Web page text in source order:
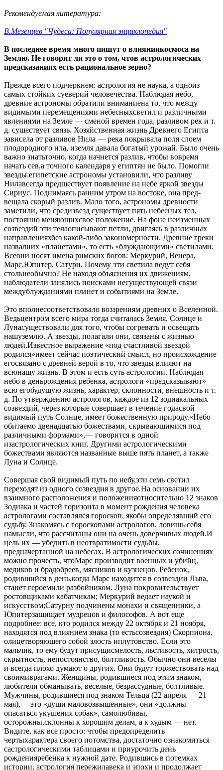
Рекомендуемая литература:
В.Мезенцев "Чудеса: Популярная энциклопедия"
В последнее время много пишут о влияниикосмоса на
Землю. Не говорит ли это о том, чтов астрологических
предсказаниях есть рациональное зерно?
Прежде всего подчеркнем: астрология не наука, а одноиз
самых стойких суеверий человечества. Наблюдая небо,
древние астрономы обратили вниманиена то, что между
видимыми перемещениями небесныхсветил и различными
явлениями на Земле — сменой времен года, разливом рек и т.
д. существует связь. Хозяйственная жизнь Древнего Египта
зависела от разливов Нила — река покрывала поля слоем
плодородного ила, иземля давала богатый урожай. Было очень
важно знатьточно, когда начнется разлив, чтобы вовремя
начать сев,а точного календаря у египтян не было. Помогли
звезды:египетские астрономы установили, что разливу
Нилавсегда предшествует появление на небе яркой звезды
Сириус. Поднимаясь ранним утром на востоке, она пред-
вещала скорый разлив. Мало того, астрономы древности
заметили, что средизвезд существует пять небесных тел,
постоянно меняющихсвое положение. На фоне неизменных
созвездий эти телаописывают петли, двигаясь в различных
направленияхбез какой-либо закономерности. Древние греки
назвалиих «планетами», то есть «блуждающими» светилами.
Всеони носят имена римских богов: Меркурий, Венера,
Марс,Юпитер, Сатурн. Почему эти светила ведут себя
стольнеобычно? Не находя объяснения их движениям,
наблюдатели занялись поисками несуществующей связи
междублужданиями планет и событиями на Земле.
Это вполнесоответствовало воззрениям древних о Вселенной.
Ведьцентром всего мира тогда считалась Земля. Солнце и
Лунасуществовали для того, чтобы согревать и освещать
нашуземлю. А звезды, полагали они, связаны с жизнью
людей.Известное выражение «под счастливой звездой
родился»имеет сейчас поэтический смысл, но происхождение
егосвязано с древней верой в то, что звезды влияют на
всюнашу жизнь. В этом и есть суть астрологии. Наблюдая
небо в деньрождения ребенка, астрологи «предсказывают»
всю егобудущую жизнь, характер, склонности, внешность и т.
д. По утверждению астрологов, каждое из 12 зодиакальных
созвездий, через которые совершает в течение годасвой
видимый путь Солнце, имеет божественную природу.«Небо
обитаемо двенадцатью божествами, скрывающимися под
различными формами»,— говорится в одной
изастрологических книг. Другими астрологическими
божествами являются названные выше пять планет, а также
Луна и Солнце.
Совершая свой видимый путь по небу,эти семь светил
переходят из одного созвездия в другое.На основании их
взаимного расположения и положенияотносительно 12 знаков
Зодиака и частей горизонта в момент рождения человека
астрологами составлялся гороскоп, якобы определявший его
судьбу. Знакомясь с гороскопами астрологов, ловишь себя
намысли, что рассчитаны они на очень доверчивых людей.И
цель их — убедить в неотвратимости судьбы,
предначертанной на небесах. В астрологических сочинениях
можно прочесть, чтоМарс производит военных и убийц,
медиков и брадобреев, мясников и кузнецов. Ребенок,
родившийся в день,когда Марс находится в созвездии Льва,
станет героемили разбойником. Луна покровительствует
ростовщиками кабатчикам; Меркурий ведает наукой и
искусством;Сатурну подчинены монахи и священники, а
Юпитерзащищает мудрецов и философов. А вот еще
подробнее: все, кто родился между 22 октября и 21 ноября,
находятся под влиянием знака (то естьсозвездия) Скорпиона,
олицетворяющего собой злость иплутовство. Если это
мальчик, то ему будут присущисмелость, льстивость, хитрость,
скрытность, непостоянство, болтливость. Обычно они веселы
и всегда плохо думают о других. Они будут торжествовать над
своимиврагами. Женщины, родившиеся под этим знаком,
любители обманывать, веселые, безрассудные, болтливые.
Мужчины, родившиеся под знаком Тельца (22 апреля — 21
мая),— это «души маловозвышенные», они «должны
опасаться укушения собак», самолюбивы,
осторожны,склонны к хорошим делам, а к худым — нет.
Видите, как все просто: чтобы предопределить
чертыхарактера своего потомства, достаточно ознакомиться
састрологическими таблицами и приурочить день
рожденияребенка к нужной дате. Родившись в потемках
истории, астрология пережилавека и эпохи и продолжает